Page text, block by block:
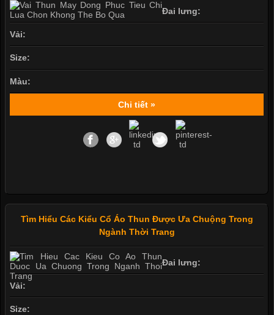
Đai lưng:
Vải:
Size:
Màu:
Chi tiết »
Tìm Hiểu Các Kiểu Cổ Áo Thun Được Ưa Chuộng Trong
Ngành Thời Trang
Đai lưng:
Vải:
Size: